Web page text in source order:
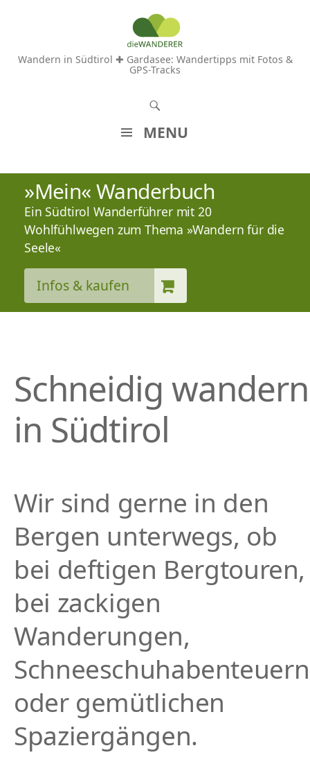
Wandern in Südtirol ✚ Gardasee: Wandertipps mit Fotos &
GPS-Tracks
MENU
M
I
N
T
S
G
E
N
»Mein« Wanderbuch
Ein Südtirol Wanderführer mit 20
Wohlfühlwegen zum Thema »Wandern für die
Seele«
Infos & kaufen
Schneidig wandern
in Südtirol
Wir sind gerne in den
Bergen unterwegs, ob
bei deftigen Bergtouren,
bei zackigen
Wanderungen,
Schneeschuhabenteuern
oder gemütlichen
Spaziergängen.